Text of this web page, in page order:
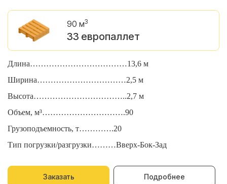
90 м3
33 европаллет
Длина………………………………13,6 м
Ширина……………………………2,5 м
Высота……………………………..2,7 м
Объем, м³………………………….90
Грузоподъемность, т………….20
Тип погрузки/разгрузки………Вверх-Бок-Зад
Заказать Подробнее